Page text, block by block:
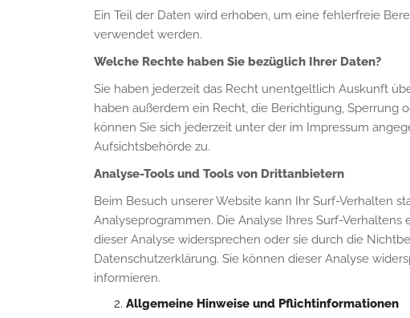
Ein Teil der Daten wird erhoben, um eine fehlerfreie
verwendet werden.
Welche Rechte haben Sie bezüglich Ihrer Daten?
Sie haben jederzeit das Recht unentgeltlich Auskunft
haben außerdem ein Recht, die Berichtigung, Sperrung
können Sie sich jederzeit unter der im Impressum
Aufsichtsbehörde zu.
Analyse-Tools und Tools von Drittanbietern
Beim Besuch unserer Website kann Ihr Surf-Verhalten
Analyseprogrammen. Die Analyse Ihres Surf-
dieser Analyse widersprechen oder sie durch die
Datenschutzerklärung. Sie können dieser Analyse
informieren.
Allgemeine Hinweise und Pflichtinformationen